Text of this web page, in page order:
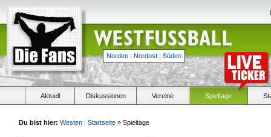
Norden | Nordost | Süden
Aktuell Diskussionen Vereine Spieltage
Du bist hier: Westen | Startseite » Spieltage